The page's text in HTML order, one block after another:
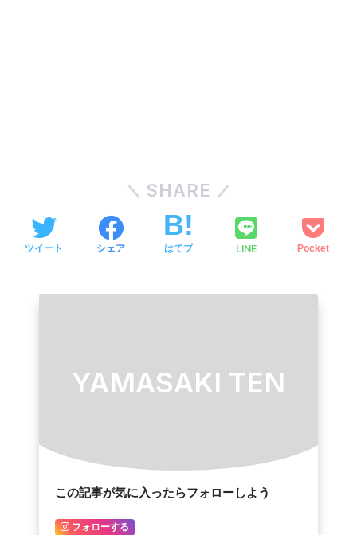
SHARE
ツイート シェア はてブ LINE Pocket
YAMASAKI TEN
この記事が気に入ったらフォローしよう
フォローする